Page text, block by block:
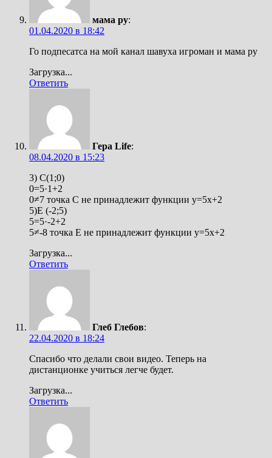
мама ру:
01.04.2020 в 18:42
Го подпесатса на мой канал шавуха игроман и мама ру
Загрузка...
Ответить
Гера Life:
08.04.2020 в 15:23
3) C(1;0)
0=5·1+2
0≠7 точка C не принадлежит функции y=5x+2
5)E (-2;5)
5=5·-2+2
5≠-8 точка E не принадлежит функции y=5x+2
Загрузка...
Ответить
Глеб Глебов:
22.04.2020 в 18:24
Спасибо что делали свои видео. Теперь на
дистанционке учиться легче будет.
Загрузка...
Ответить